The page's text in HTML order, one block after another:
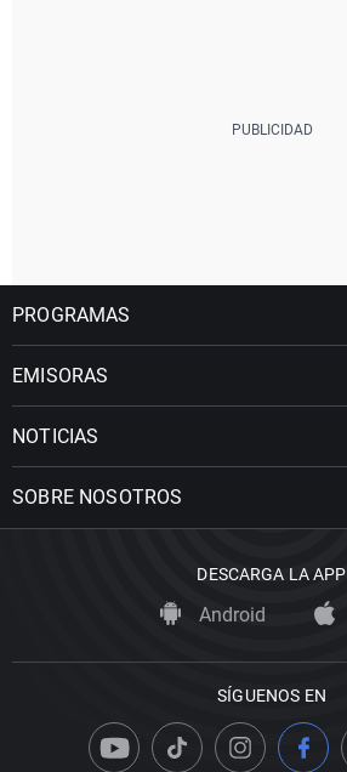
PROGRAMAS
EMISORAS
NOTICIAS
SOBRE NOSOTROS
DESCARGA LA APP
Android
SÍGUENOS EN